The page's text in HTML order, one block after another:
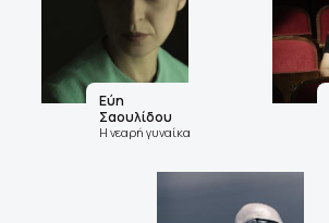
Εύη
Σαουλίδου
Η νεαρή γυναίκα